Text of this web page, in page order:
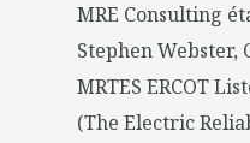
MRE Consulting
Stephen Webster,
MRTES ERCOT
(The Electric